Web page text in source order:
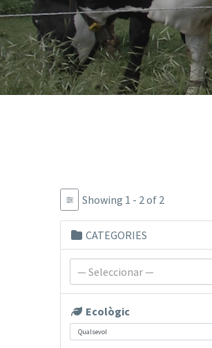
Showing 1 - 2 of 2
CATEGORIES
— Seleccionar —
Ecològic